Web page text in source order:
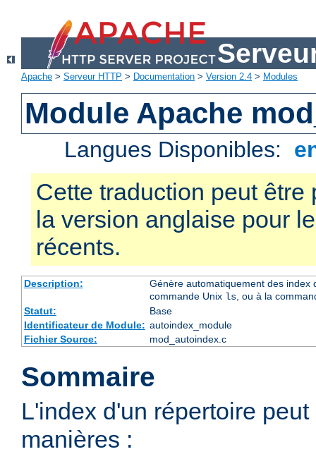
Apache > Serveur HTTP > Documentation > Version 2.4 > Modules
Module Apache
Langues Disponibles:
Cette traduction peut être
la version anglaise pour
récents.
Description:
Génère automatiquement des
commande Unix ls, ou à la
Statut:
Base
Identificateur de Module: autoindex_module
Fichier Source:
mod_autoindex.c
Sommaire
L'index d'un répertoire
manières :